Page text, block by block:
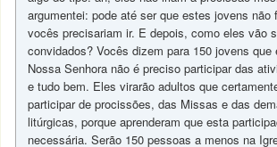
argumentei: pode até ser que estes jovens não
vocês precisariam ir. E depois, como eles vão
convidados? Vocês dizem para 150 jovens que
Nossa Senhora não é preciso participar das
e tudo bem. Eles virarão adultos que
participar de procissões, das Missas e das
litúrgicas, porque aprenderam que esta
necessária. Serão 150 pessoas a menos na